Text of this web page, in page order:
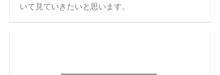
いて見ていきたいと思います。